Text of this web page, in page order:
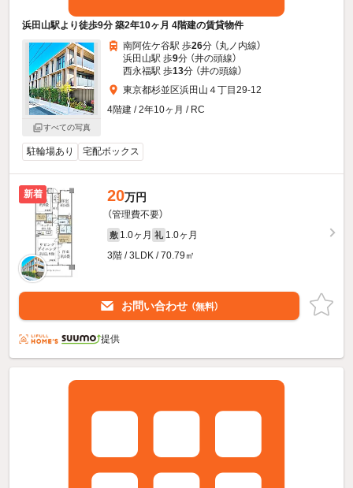
浜田山駅より徒歩9分 築2年10ヶ月 4階建の賃貸物件
すべての写真
南阿佐ケ谷駅 歩26分 （丸ノ内線）
浜田山駅 歩9分 （井の頭線）
西永福駅 歩13分 （井の頭線）
東京都杉並区浜田山４丁目29-12
4階建 / 2年10ヶ月 / RC
駐輪場あり 宅配ボックス
新着 20万円
（管理費不要）
敷 1.0ヶ月 礼 1.0ヶ月
3階 / 3LDK / 70.79㎡
お問い合わせ （無料）
提供